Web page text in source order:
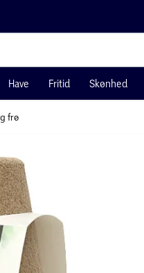
Have Fritid Skønhed
frø